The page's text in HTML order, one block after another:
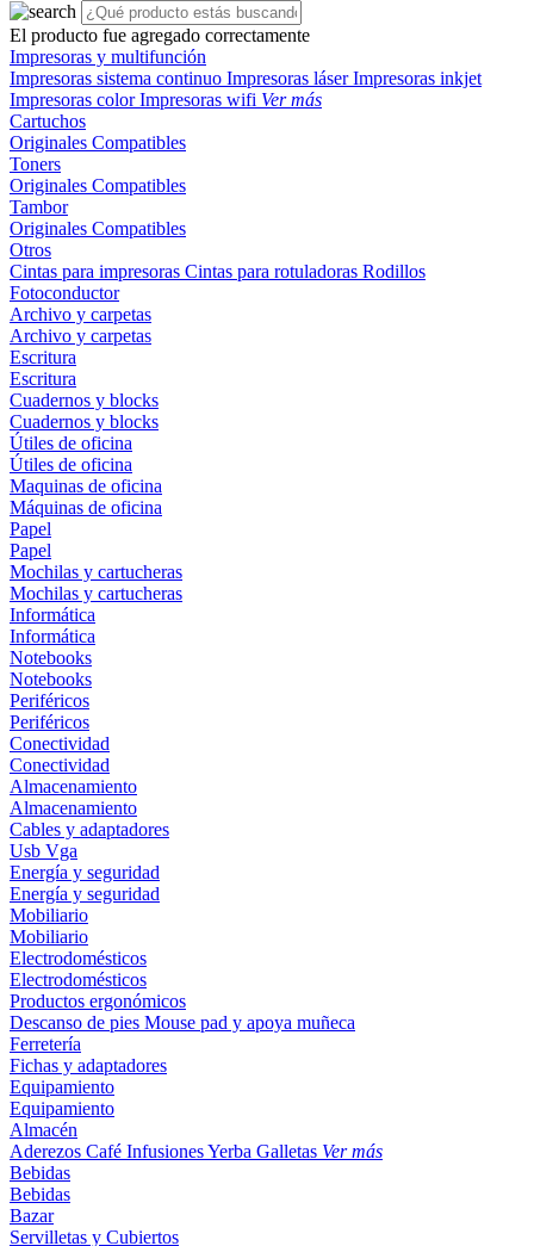
El producto fue agregado correctamente
Impresoras y multifunción
Impresoras sistema continuo Impresoras láserImpresoras inkjet
Impresoras colorImpresoras wifi Ver más
Cartuchos
Originales Compatibles
Toners
Originales Compatibles
Tambor
Originales Compatibles
Otros
Cintas para impresoras Cintas para rotuladoras Rodillos
Fotoconductor
Archivo y carpetas
Archivo y carpetas
Escritura
Escritura
Cuadernos y blocks
Cuadernos y blocks
Útiles de oficina
Útiles de oficina
Maquinas de oficina
Máquinas de oficina
Papel
Papel
Mochilas y cartucheras
Mochilas y cartucheras
Informática
Informática
Notebooks
Notebooks
Periféricos
Periféricos
Conectividad
Conectividad
Almacenamiento
Almacenamiento
Cables y adaptadores
Usb Vga
Energía y seguridad
Energía y seguridad
Mobiliario
Mobiliario
Electrodomésticos
Electrodomésticos
Productos ergonómicos
Descanso de pies Mouse pad y apoya muñeca
Ferretería
Fichas y adaptadores
Equipamiento
Equipamiento
Almacén
Aderezos Café InfusionesYerba Galletas Ver más
Bebidas
Bebidas
Bazar
Servilletas y Cubiertos